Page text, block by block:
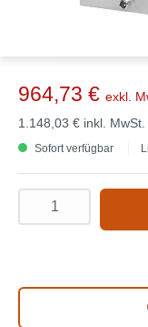
964,73 € exkl.
1.148,03 € inkl. MwSt.
Sofort verfügbar